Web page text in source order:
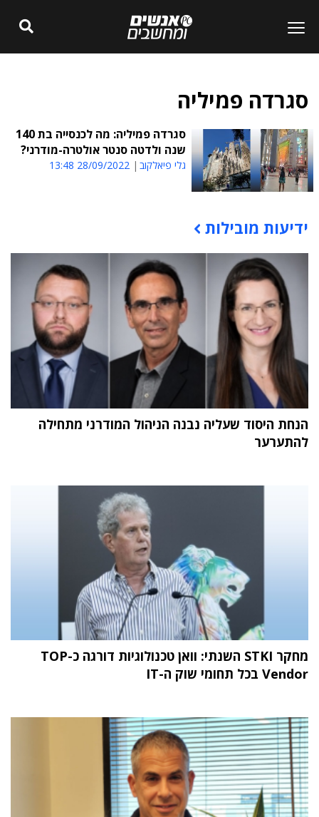
סגרדה פמיליה
סגרדה פמיליה: מה לכנסייה בת 140
שנה ולדטה סנטר אולטרה-מודרני?
גלי פיאלקוב 28/09/2022 13:48
תוכן פרסומי
ידיעות מובילות
הנחת היסוד שעליה נבנה הניהול המודרני מתחילה
להתערער
מחקר STKI השנתי: וואן טכנולוגיות דורגה כ-TOP
Vendor בכל תחומי שוק ה-IT